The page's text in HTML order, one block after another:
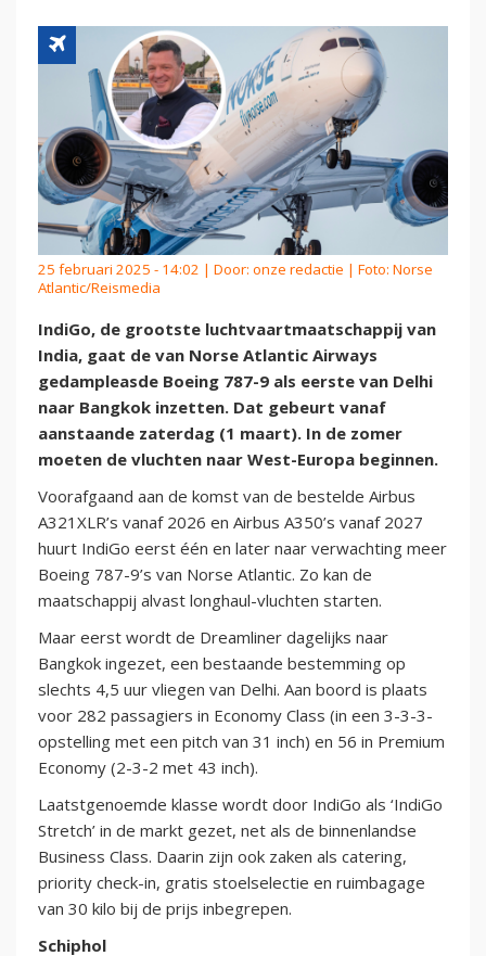
25 februari 2025 - 14:02 | Door: onze redactie | Foto: Norse
Atlantic/Reismedia
IndiGo, de grootste luchtvaartmaatschappij van
India, gaat de van Norse Atlantic Airways
gedampleasde Boeing 787-9 als eerste van Delhi
naar Bangkok inzetten. Dat gebeurt vanaf
aanstaande zaterdag (1 maart). In de zomer
moeten de vluchten naar West-Europa beginnen.
Voorafgaand aan de komst van de bestelde Airbus
A321XLR’s vanaf 2026 en Airbus A350’s vanaf 2027
huurt IndiGo eerst één en later naar verwachting meer
Boeing 787-9’s van Norse Atlantic. Zo kan de
maatschappij alvast longhaul-vluchten starten.
Maar eerst wordt de Dreamliner dagelijks naar
Bangkok ingezet, een bestaande bestemming op
slechts 4,5 uur vliegen van Delhi. Aan boord is plaats
voor 282 passagiers in Economy Class (in een 3-3-3-
opstelling met een pitch van 31 inch) en 56 in Premium
Economy (2-3-2 met 43 inch).
Laatstgenoemde klasse wordt door IndiGo als ‘IndiGo
Stretch’ in de markt gezet, net als de binnenlandse
Business Class. Daarin zijn ook zaken als catering,
priority check-in, gratis stoelselectie en ruimbagage
van 30 kilo bij de prijs inbegrepen.
Schiphol